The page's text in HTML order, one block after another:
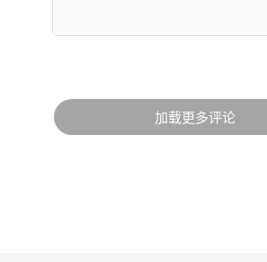
加载更多评论